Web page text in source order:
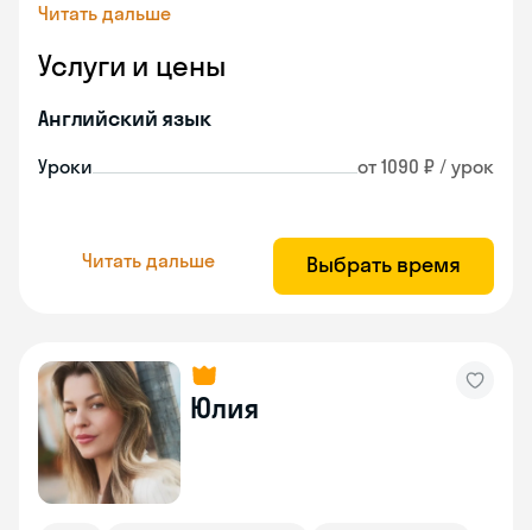
Читать дальше
Услуги и цены
Английский язык
Уроки от 1090 ₽ / урок
Читать дальше Выбрать время
Юлия